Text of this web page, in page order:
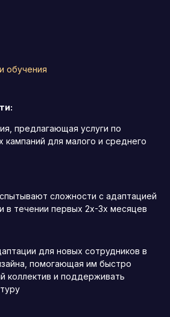
обучения
предлагающая услуги по
кампаний для малого и среднего
сложности с адаптацией
в течении первых 2х-3х месяцев
для новых сотрудников в
помогающая им быстро
коллектив и поддерживать